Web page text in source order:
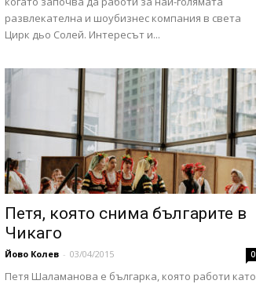
развлекателна и шоубизнес компания в света
Цирк дьо Солей. Интересът и...
Петя, която снима българите в
Чикаго
Йово Колев - 03/04/2015 0
Петя Шаламанова е българка, която работи като